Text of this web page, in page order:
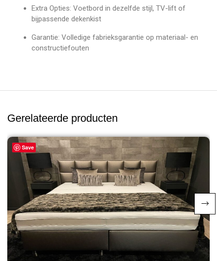
Extra Opties: Voetbord in dezelfde stijl, TV-lift of
bijpassende dekenkist
Garantie: Volledige fabrieksgarantie op materiaal- en
constructiefouten
Gerelateerde producten
Save